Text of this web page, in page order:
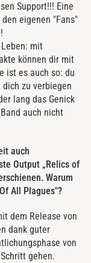
Support!!! Eine
eigenen "Fans"
mit
können dir mit
ist es auch so: du
zu verbiegen
lang das Genick
auch nicht
auch
Output „Relics of
Warum
All Plagues"?
dem Release von
dank guter
von
gehen.